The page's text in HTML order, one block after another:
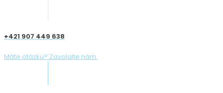
+421 907 449 638
Máte otázku? Zavolajte nám.